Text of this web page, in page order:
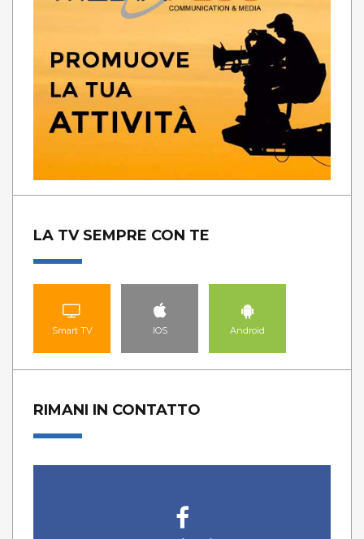
LA TV SEMPRE CON TE
Smart TV IOS Android
RIMANI IN CONTATTO